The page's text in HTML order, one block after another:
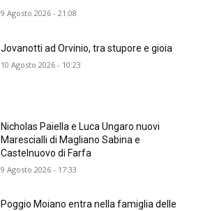
9 Agosto 2026 - 21:08
Jovanotti ad Orvinio, tra stupore e gioia
10 Agosto 2026 - 10:23
Nicholas Paiella e Luca Ungaro nuovi
Marescialli di Magliano Sabina e
Castelnuovo di Farfa
9 Agosto 2026 - 17:33
Poggio Moiano entra nella famiglia delle